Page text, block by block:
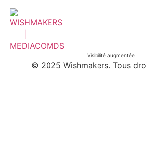
Visibilité augmentée
© 2025 Wishmakers. Tous